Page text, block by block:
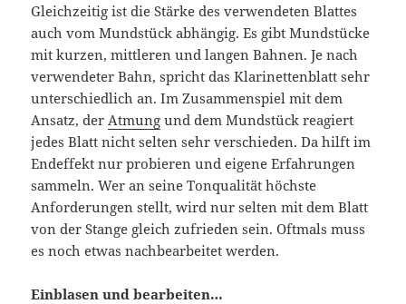
Gleichzeitig ist die Stärke des verwendeten Blattes
auch vom Mundstück abhängig. Es gibt Mundstücke
mit kurzen, mittleren und langen Bahnen. Je nach
verwendeter Bahn, spricht das Klarinettenblatt sehr
unterschiedlich an. Im Zusammenspiel mit dem
Ansatz, der Atmung und dem Mundstück reagiert
jedes Blatt nicht selten sehr verschieden. Da hilft im
Endeffekt nur probieren und eigene Erfahrungen
sammeln. Wer an seine Tonqualität höchste
Anforderungen stellt, wird nur selten mit dem Blatt
von der Stange gleich zufrieden sein. Oftmals muss
es noch etwas nachbearbeitet werden.
Einblasen und bearbeiten…